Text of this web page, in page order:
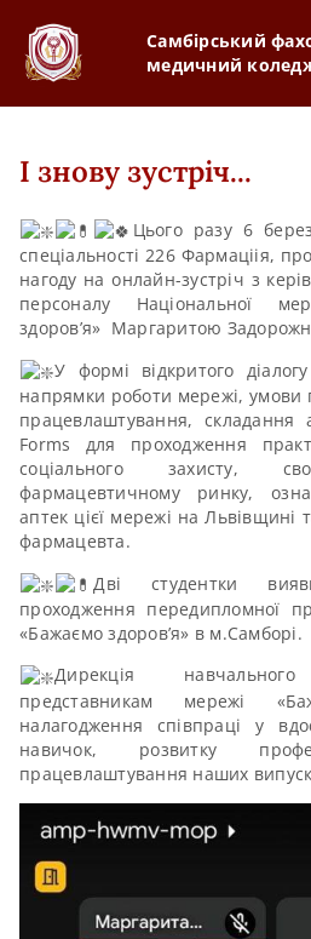
Самбірський
медичний
І знову зустріч...
Цього разу 6
спеціальності 226 Фармаціія,
нагоду на онлайн-зустріч з
персоналу Національної
здоров’я» Маргаритою
У формі відкритого
напрямки роботи мережі, умови
працевлаштування, складання
Forms для проходження
соціального захисту,
фармацевтичному ринку,
аптек цієї мережі на Львівщині
фармацевта.
Дві студентки
проходження передипломної
«Бажаємо здоров’я» в м.Самборі.
Дирекція
представникам мережі
налагодження співпраці у
навичок, розвитку
працевлаштування наших